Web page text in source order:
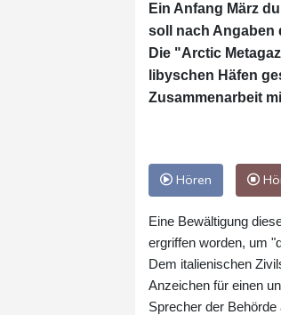
Ein Anfang März
soll nach Angaben
Die "Arctic
libyschen Häfen
Zusammenarbeit
Hören
Eine Bewältigung
ergriffen worden, um
Dem italienischen
Anzeichen für einen
Sprecher der